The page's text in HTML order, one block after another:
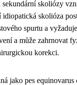
sekundární skoliózy
skolióza
spurtu a
a může zahrnovat
korekci.
jako pes equinovarus